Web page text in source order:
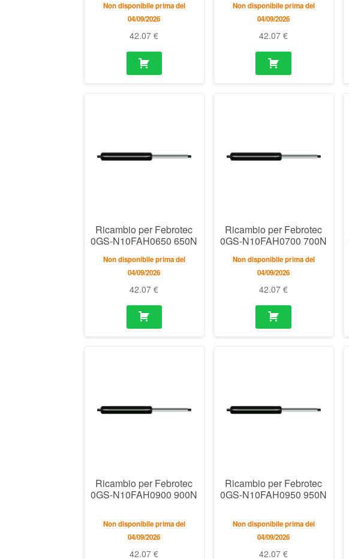
Non disponibile prima del
04/09/2026
42.07€
Non disponibile prima del
04/09/2026
42.07€
Ricambio per Febrotec
0GS-N10FAH0650 650N
Non disponibile prima del
04/09/2026
42.07€
Ricambio per Febrotec
0GS-N10FAH0700 700N
Non disponibile prima del
04/09/2026
42.07€
Ricambio per Febrotec
0GS-N10FAH0900 900N
Non disponibile prima del
04/09/2026
42.07€
Ricambio per Febrotec
0GS-N10FAH0950 950N
Non disponibile prima del
04/09/2026
42.07€